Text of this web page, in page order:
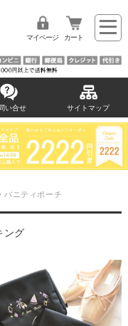
マイページ カート
い合せ サイトマップ
バニティポーチ
ング